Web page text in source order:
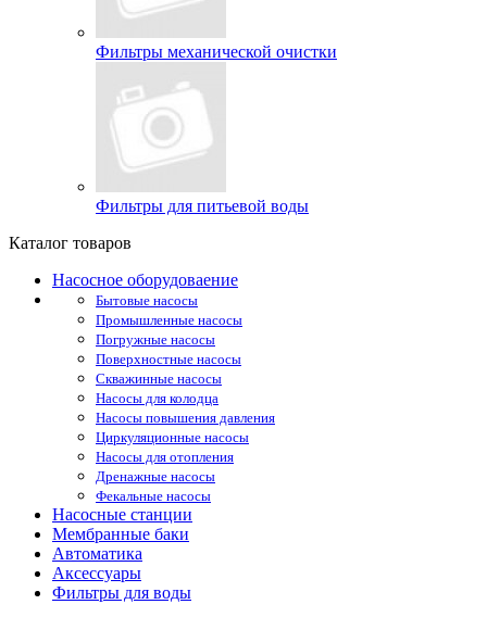
Фильтры механической очистки
Фильтры для питьевой воды
Каталог товаров
Насосное оборудоваение
Бытовые насосы
Промышленные насосы
Погружные насосы
Поверхностные насосы
Скважинные насосы
Насосы для колодца
Насосы повышения давления
Циркуляционные насосы
Насосы для отопления
Дренажные насосы
Фекальные насосы
Насосные станции
Мембранные баки
Автоматика
Аксессуары
Фильтры для воды